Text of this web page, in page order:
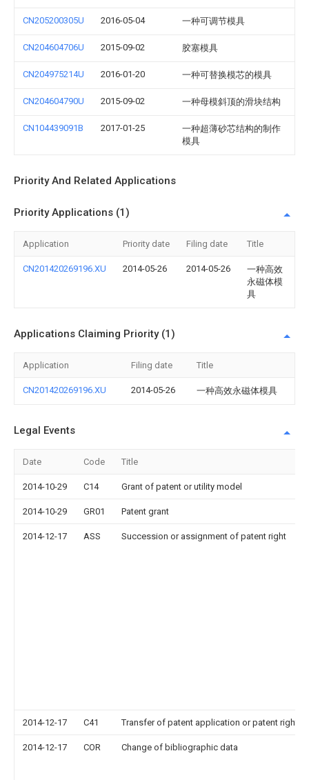
CN205200305U 2016-05-04 一种可调节模具
CN204604706U 2015-09-02 胶塞模具
CN204975214U 2016-01-20 一种可替换模芯的模具
CN204604790U 2015-09-02 一种母模斜顶的滑块结构
CN104439091B 2017-01-25
一种超薄砂芯结构的制作
模具
Priority And Related Applications
Priority Applications (1)
Application Priority date Filing date Title
CN201420269196.XU 2014-05-26 2014-05-26
一种高效
永磁体模
具
Applications Claiming Priority (1)
Application Filing date Title
CN201420269196.XU 2014-05-26 一种高效永磁体模具
Legal Events
Date Code Title
2014-10-29 C14 Grant of patent or utility model
2014-10-29 GR01 Patent grant
2014-12-17 ASS Succession or assignment of patent right
2014-12-17 C41 Transfer of patent application or patent right
2014-12-17 COR Change of bibliographic data